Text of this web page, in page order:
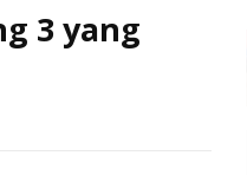
3 yang